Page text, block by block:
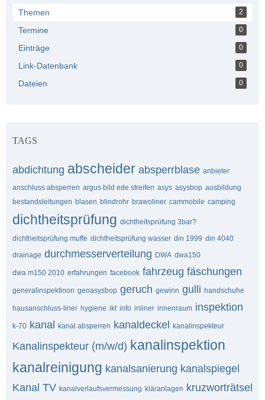
Themen 2
Termine 0
Einträge 0
Link-Datenbank 0
Dateien 0
TAGS
abdichtung abscheider absperrblase anbieter
anschluss absperren argus bild ede streifen asys asysbop ausbildung
bestandsleitungen blasen blindrohr brawoliner cammobile camping
dichtheitsprüfung dichtheitsprüfung 3bar?
dichtheitsprüfung muffe dichtheitsprüfung wasser din 1999 din 4040
drainage durchmesserverteilung DWA dwa150
dwa m150 2010 erfahrungen facebook fahrzeug fäschungen
generalinspektinon geoasysbop geruch gewinn gulli handschuhe
hausanschluss-liner hygiene ikt info inliner innenraum inspektion
k-70 kanal kanal absperren kanaldeckel kanalinspekteur
Kanalinspekteur (m/w/d) kanalinspektion
kanalreinigung kanalsanierung kanalspiegel
Kanal TV kanalverlaufsvermessung kläranlagen kruzworträtsel